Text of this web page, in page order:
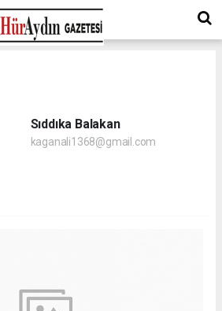
Sıddıka Balakan
kaganali1368@gmail.com